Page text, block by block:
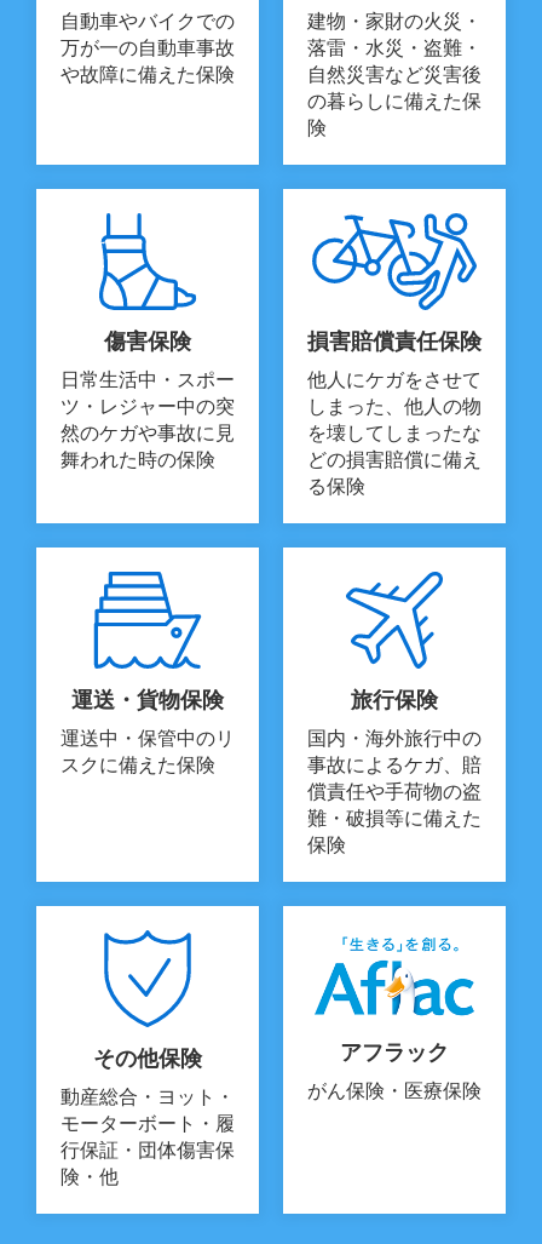
自動車やバイクでの
万が一の自動車事故
や故障に備えた保険
建物・家財の火災・
落雷・水災・盗難・
自然災害など災害後
の暮らしに備えた保
険
傷害保険
日常生活中・スポー
ツ・レジャー中の突
然のケガや事故に見
舞われた時の保険
損害賠償責任保険
他人にケガをさせて
しまった、他人の物
を壊してしまったな
どの損害賠償に備え
る保険
運送・貨物保険
運送中・保管中のリ
スクに備えた保険
旅行保険
国内・海外旅行中の
事故によるケガ、賠
償責任や手荷物の盗
難・破損等に備えた
保険
その他保険
動産総合・ヨット・
モーターボート・履
行保証・団体傷害保
険・他
アフラック
がん保険・医療保険